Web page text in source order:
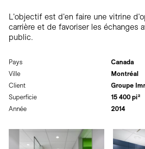
Pays
Canada
Ville
Montréal
Client
Groupe
Superficie
15 400 pi²
Année
2014
L'objectif est d'en faire une vitrine
carrière et de favoriser les échanges
public.